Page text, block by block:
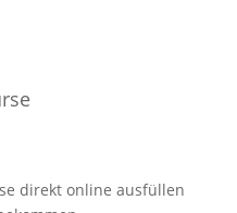
direkt online ausfüllen